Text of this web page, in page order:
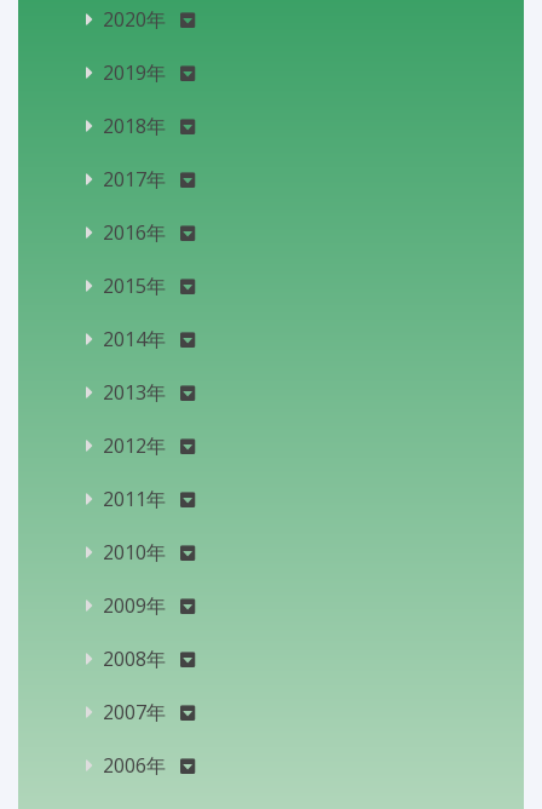
2020年
2019年
2018年
2017年
2016年
2015年
2014年
2013年
2012年
2011年
2010年
2009年
2008年
2007年
2006年